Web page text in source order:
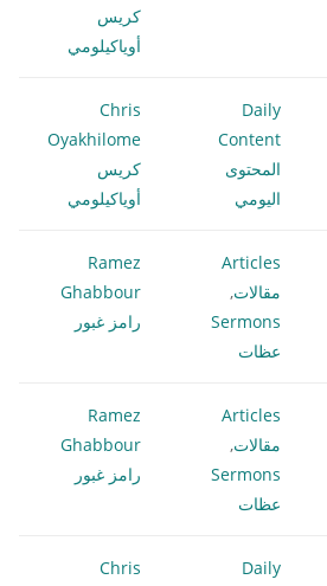
كريس
أوياكيلومي
Daily
Content
المحتوى
اليومي
Chris
Oyakhilome
كريس
أوياكيلومي
Articles
مقالات,
Sermons
عظات
Ramez
Ghabbour
رامز غبور
Articles
مقالات,
Sermons
عظات
Ramez
Ghabbour
رامز غبور
Daily
Chris